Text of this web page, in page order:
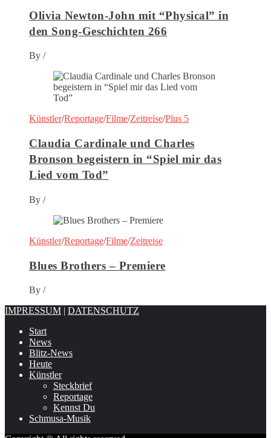
Olivia Newton-John mit “Physical” in
den Song-Geschichten 266
By /
Künstler/Reportage/Filme/Zeitreise/Plus 5
Claudia Cardinale und Charles
Bronson begeistern in “Spiel mir das
Lied vom Tod”
By /
Künstler/Reportage/Filme/Zeitreise
Blues Brothers – Premiere
By /
IMPRESSUM | DATENSCHUTZ
Start
News
Blitz-News
Heute
Künstler
Steckbrief
Reportage
Kennst Du
Schmusa-Musik